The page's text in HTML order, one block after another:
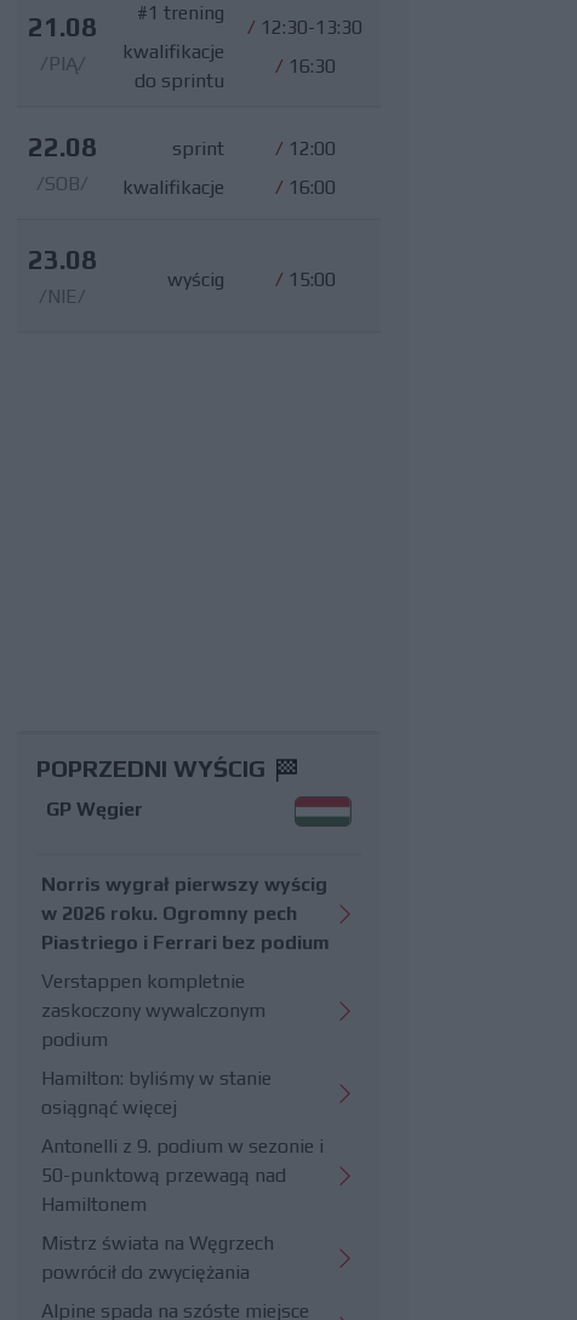
21.08
/PIĄ/
#1 trening
kwalifikacje
do sprintu
/ 12:30-13:30
/ 16:30
22.08
/SOB/
sprint
kwalifikacje
/ 12:00
/ 16:00
23.08
/NIE/
wyścig / 15:00
POPRZEDNI WYŚCIG
GP Węgier
Norris wygrał pierwszy wyścig
w 2026 roku. Ogromny pech
Piastriego i Ferrari bez podium
Verstappen kompletnie
zaskoczony wywalczonym
podium
Hamilton: byliśmy w stanie
osiągnąć więcej
Antonelli z 9. podium w sezonie i
50-punktową przewagą nad
Hamiltonem
Mistrz świata na Węgrzech
powrócił do zwyciężania
Alpine spada na szóste miejsce